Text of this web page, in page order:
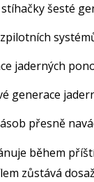
šesté
jaderných
generace
přesně
během
zůstává